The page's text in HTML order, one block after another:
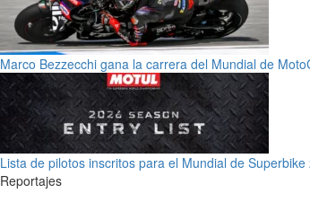
Marco Bezzecchi gana la carrera del Mundial de
Lista de pilotos inscritos para el Mundial de Superbike
Reportajes